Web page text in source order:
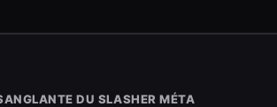
DU SLASHER MÉTA